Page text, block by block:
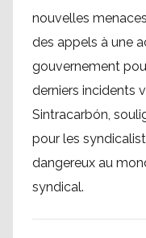
nouvelles
des appels à une
gouvernement
derniers incidents
Sintracarbón,
pour les
dangereux au
syndical.